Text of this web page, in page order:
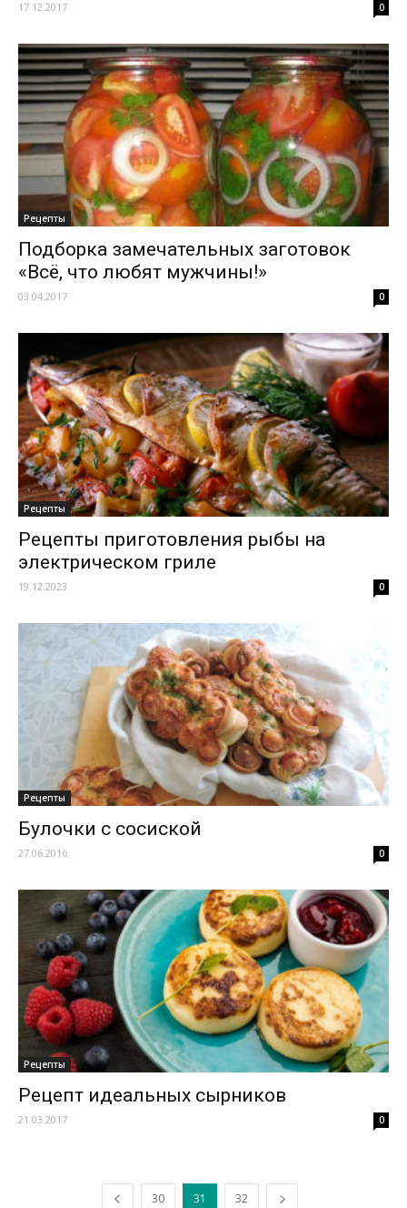
17.12.2017 0
Рецепты
Подборка замечательных заготовок
«Всё, что любят мужчины!»
03.04.2017 0
Рецепты
Рецепты приготовления рыбы на
электрическом гриле
19.12.2023 0
Рецепты
Булочки с сосиской
27.06.2016 0
Рецепты
Рецепт идеальных сырников
21.03.2017 0
30 31 32